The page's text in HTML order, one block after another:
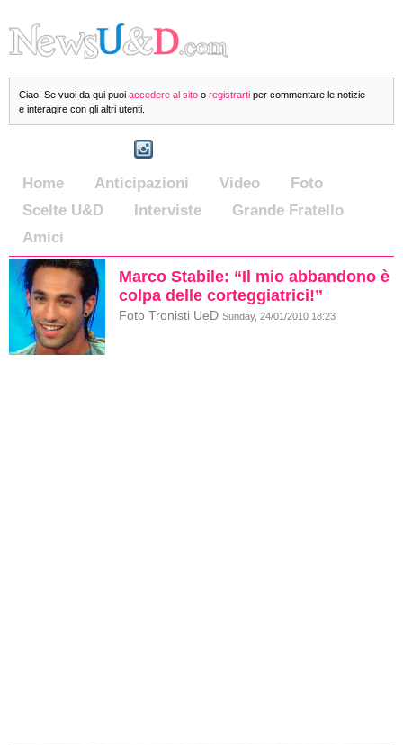
Ciao! Se vuoi da qui puoi accedere al sito o registrarti per commentare le notizie
e interagire con gli altri utenti.
Home Anticipazioni Video
Foto
Scelte U&D
Interviste
Grande Fratello
Amici
Marco Stabile: “Il mio abbandono è
colpa delle corteggiatrici!”
Foto Tronisti UeD Sunday, 24/01/2010 18:23